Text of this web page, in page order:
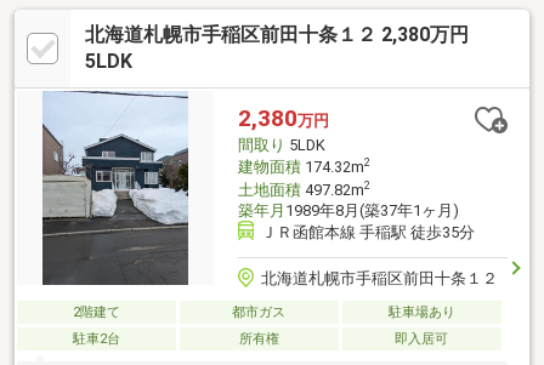
校 徒歩5分、前田北中学校 徒歩7分■内装白を基調とした明る
い住宅となっております。■令和3年に建築確認済証、検査済証、
発行済み■中央バス「前田北中学校」停 徒歩8分
北海道札幌市手稲区前田十条１２ 2,380万円
5LDK
2,380万円
間取り 5LDK
建物面積174.32m2
土地面積497.82m2
築年月 1989年8月(築37年1ヶ月)
ＪＲ函館本線 手稲駅 徒歩35分
北海道札幌市手稲区前田十条１２
2階建て 都市ガス
駐車場あり
駐車2台
所有権 即入居可